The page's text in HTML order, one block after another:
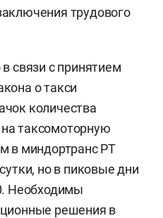
трудового
связи с принятием
о такси
количества
таксомоторную
в миндортранс РТ
но в пиковые дни
Необходимы
решения в